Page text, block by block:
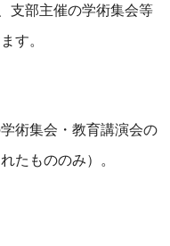
支部主催の学術集会等
す。
術集会・教育講演会の
たもののみ）。